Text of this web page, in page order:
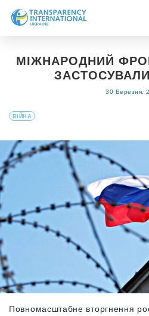
Новини
Напрями роботи
МІЖНАРОДНИЙ
30 Березня,
ВІЙНА
Повномасштабне вторгнення